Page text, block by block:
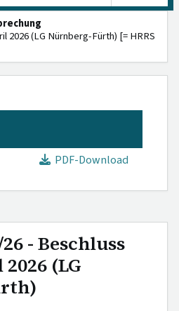
2026 (LG Nürnberg-Fürth) [= HRRS
PDF-Download
- Beschluss
(LG